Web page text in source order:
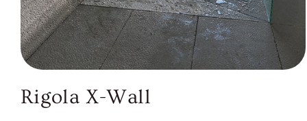
media
1
Rigola X-Wall